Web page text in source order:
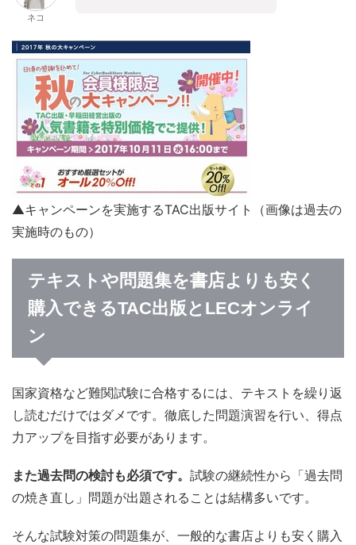
ネコ
▲キャンペーンを実施するTAC出版サイト（画像は過去の
実施時のもの）
テキストや問題集を書店よりも安く
購入できるTAC出版とLECオンライ
ン
国家資格など難関試験に合格するには、テキストを繰り返
し読むだけではダメです。徹底した問題演習を行い、得点
力アップを目指す必要があります。
また過去問の検討も必須です。 試験の継続性から「過去問
の焼き直し」問題が出題されることは結構多いです。
そんな試験対策の問題集が、一般的な書店よりも安く購入